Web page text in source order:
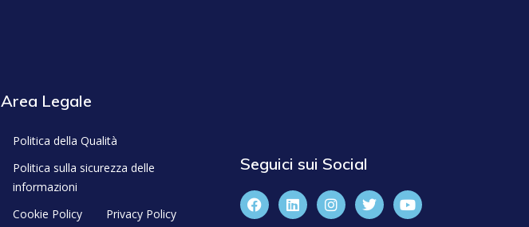
Area Legale
Politica della Qualità
Politica sulla sicurezza delle
informazioni
Cookie Policy
Privacy Policy
Seguici sui Social